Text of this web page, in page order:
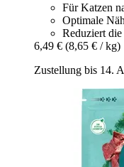
Für Katzen
Optimale
Reduziert
6,49 € (8,65 € / kg)
Zustellung bis 14.